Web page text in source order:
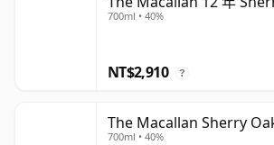
700ml • 40%
NT$2,910 ?
The Macallan Sherry
700ml • 40%